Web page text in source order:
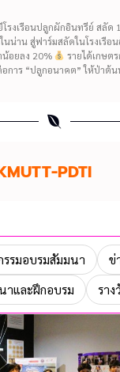
โรงเรือนปลูกผักอินทรีย์ สลัด
น่าน สู่ฟาร์มสลัดในโรงเรือ
อยลง 20%
รายได้เกษต
การ “ปลูกอนาคต” ให้ป่าต้
PDTI
รรมอบรมสัมมนา
ข่
าและฝึกอบรม
ราง